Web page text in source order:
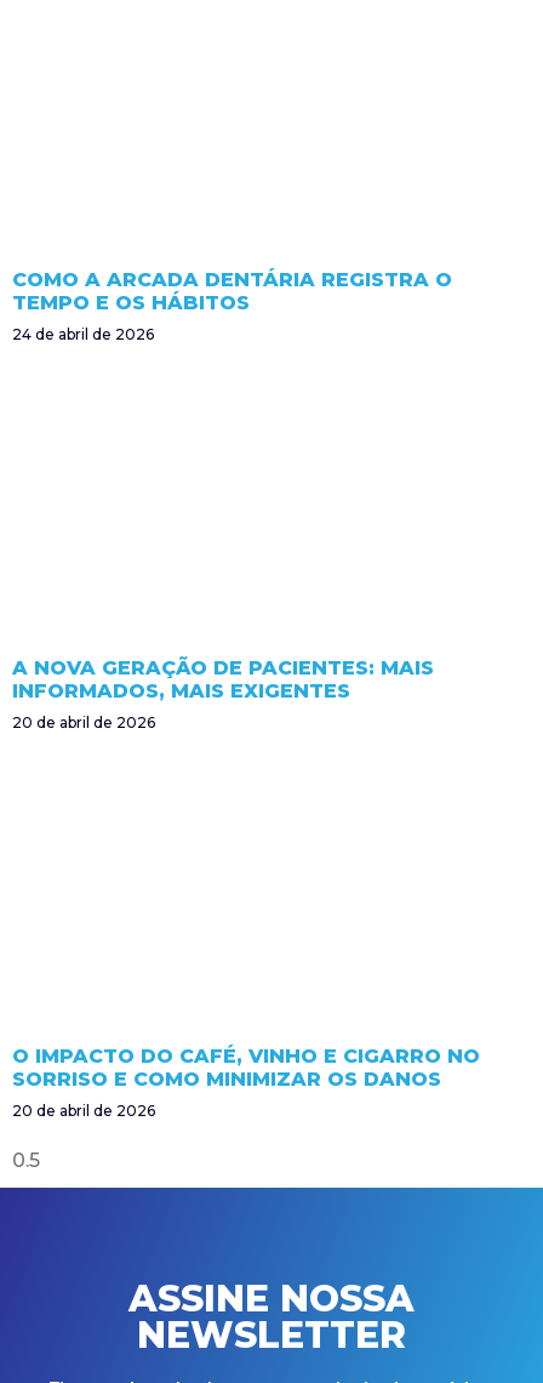
COMO A ARCADA DENTÁRIA REGISTRA O
TEMPO E OS HÁBITOS
24 de abril de 2026
A NOVA GERAÇÃO DE PACIENTES: MAIS
INFORMADOS, MAIS EXIGENTES
20 de abril de 2026
O IMPACTO DO CAFÉ, VINHO E CIGARRO NO
SORRISO E COMO MINIMIZAR OS DANOS
20 de abril de 2026
ASSINE NOSSA
NEWSLETTER